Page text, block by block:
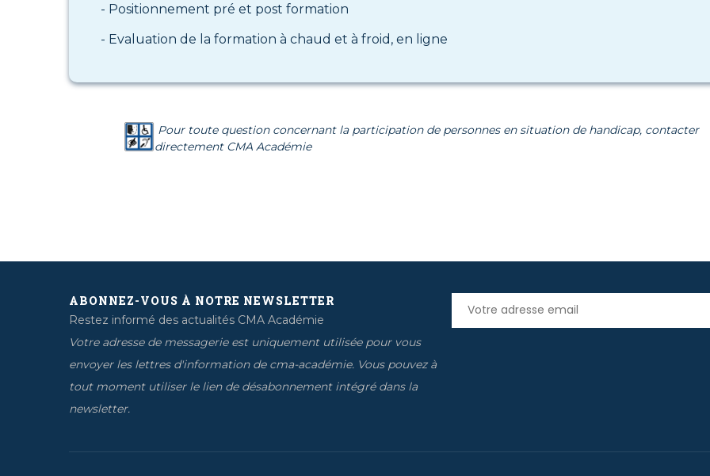
- Positionnement pré et post formation
- Evaluation de la formation à chaud et à froid, en ligne
Pour toute question concernant la participation de personnes en situation de handicap, contacter
directement CMA Académie
ABONNEZ-VOUS À NOTRE NEWSLETTER
Restez informé des actualités CMA Académie
Votre adresse de messagerie est uniquement utilisée pour vous
envoyer les lettres d'information de cma-académie. Vous pouvez à
tout moment utiliser le lien de désabonnement intégré dans la
newsletter.